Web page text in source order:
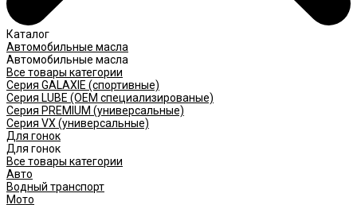
Каталог
Автомобильные масла
Автомобильные масла
Все товары категории
Серия GALAXIE (cпортивные)
Серия LUBE (OEM специализированые)
Серия PREMIUM (универсальные)
Серия VX (универсальные)
Для гонок
Для гонок
Все товары категории
Авто
Водный транспорт
Мото